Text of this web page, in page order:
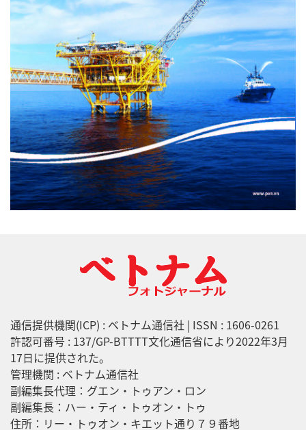
通信提供機関(ICP) : ベトナム通信社 | ISSN : 1606-0261
許認可番号 : 137/GP-BTTTT文化通信省により2022年3月
17日に提供された。
管理機関 : ベトナム通信社
副編集長代理：グエン・トゥアン・ロン
副編集長：ハー・ティ・トゥオン・トゥ
住所：リー・トゥオン・キエット通り７９番地